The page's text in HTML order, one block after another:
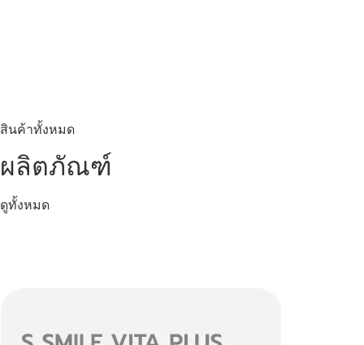
สินค้าทั้งหมด
ผลิตภัณฑ์
ดูทั้งหมด